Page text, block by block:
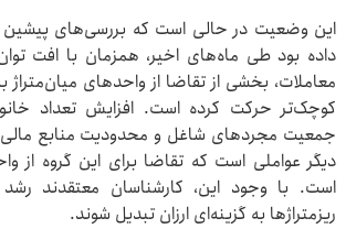
این وضعیت در حالی است که بررسی‌های پیشین
داده بود طی ماه‌های اخیر، همزمان با افت
معاملات، بخشی از تقاضا از واحدهای
کوچک‌تر حرکت کرده است. افزایش تعداد
جمعیت مجردهای شاغل و محدودیت منابع مالی
دیگر عواملی است که تقاضا برای این گروه از
است. با وجود این، کارشناسان معتقدند
ریزمتراژها به گزینه‌ای ارزان تبدیل شوند.